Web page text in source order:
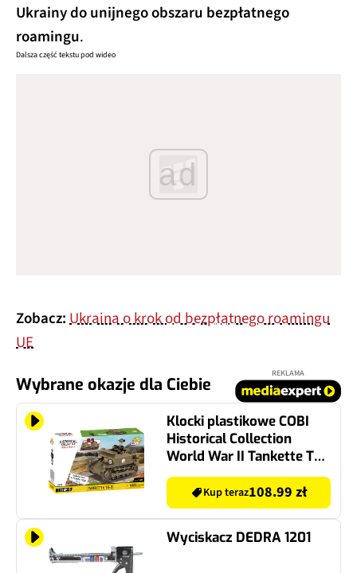
Ukrainy do unijnego obszaru bezpłatnego
roamingu.
Dalsza część tekstu pod wideo
ad
Zobacz:Ukraina o krok od bezpłatnego roamingu
UE
Wybrane okazje dla Ciebie
REKLAMA
Klocki plastikowe COBI
Historical Collection
World War II Tankette TK-
3 / Le. Pzkpfw tk COBI-
2658 Kup teraz108.99 zł
Wyciskacz DEDRA 1201